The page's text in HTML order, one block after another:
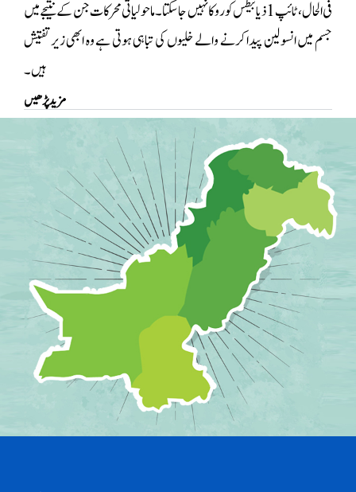
فی الحال ، ٹائپ 1 ذیابیطس کو روکا نہیں جا سکتا۔ ماحولیاتی محرکات جن کے نتیجے میں
جسم میں انسولین پیدا کرنے والے خلیوں کی تباہی ہوتی ہے وہ ابھی زیر تفتیش
ہیں۔
مزید پڑھیں